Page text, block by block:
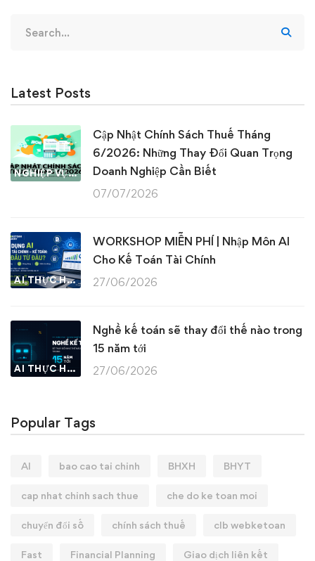
for:
Latest Posts
NGHIỆP VỤ KẾ TOÁN & THUẾ
Cập Nhật Chính Sách Thuế Tháng
6/2026: Những Thay Đổi Quan Trọng
Doanh Nghiệp Cần Biết
07/07/2026
AI THỰC HÀNH
WORKSHOP MIỄN PHÍ | Nhập Môn AI
Cho Kế Toán Tài Chính
27/06/2026
AI THỰC HÀNH
Nghề kế toán sẽ thay đổi thế nào trong
15 năm tới
27/06/2026
Popular Tags
AI bao cao tai chinh BHXH BHYT
cap nhat chinh sach thue che do ke toan moi
chuyển đổi số chính sách thuế clb webketoan
Fast Financial Planning Giao dịch liên kết